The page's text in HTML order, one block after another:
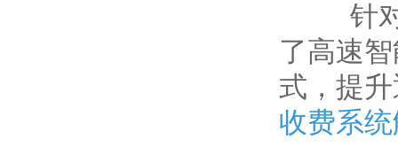
针对高
了高速
式，提
收费系